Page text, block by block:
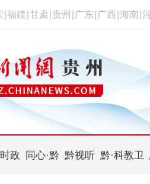
福建 甘肃 贵州 广东 广西 海南
政 同心·黔 黔视听 黔·科教卫